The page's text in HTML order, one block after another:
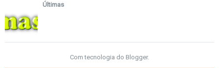
Últimas
Com tecnologia do Blogger.